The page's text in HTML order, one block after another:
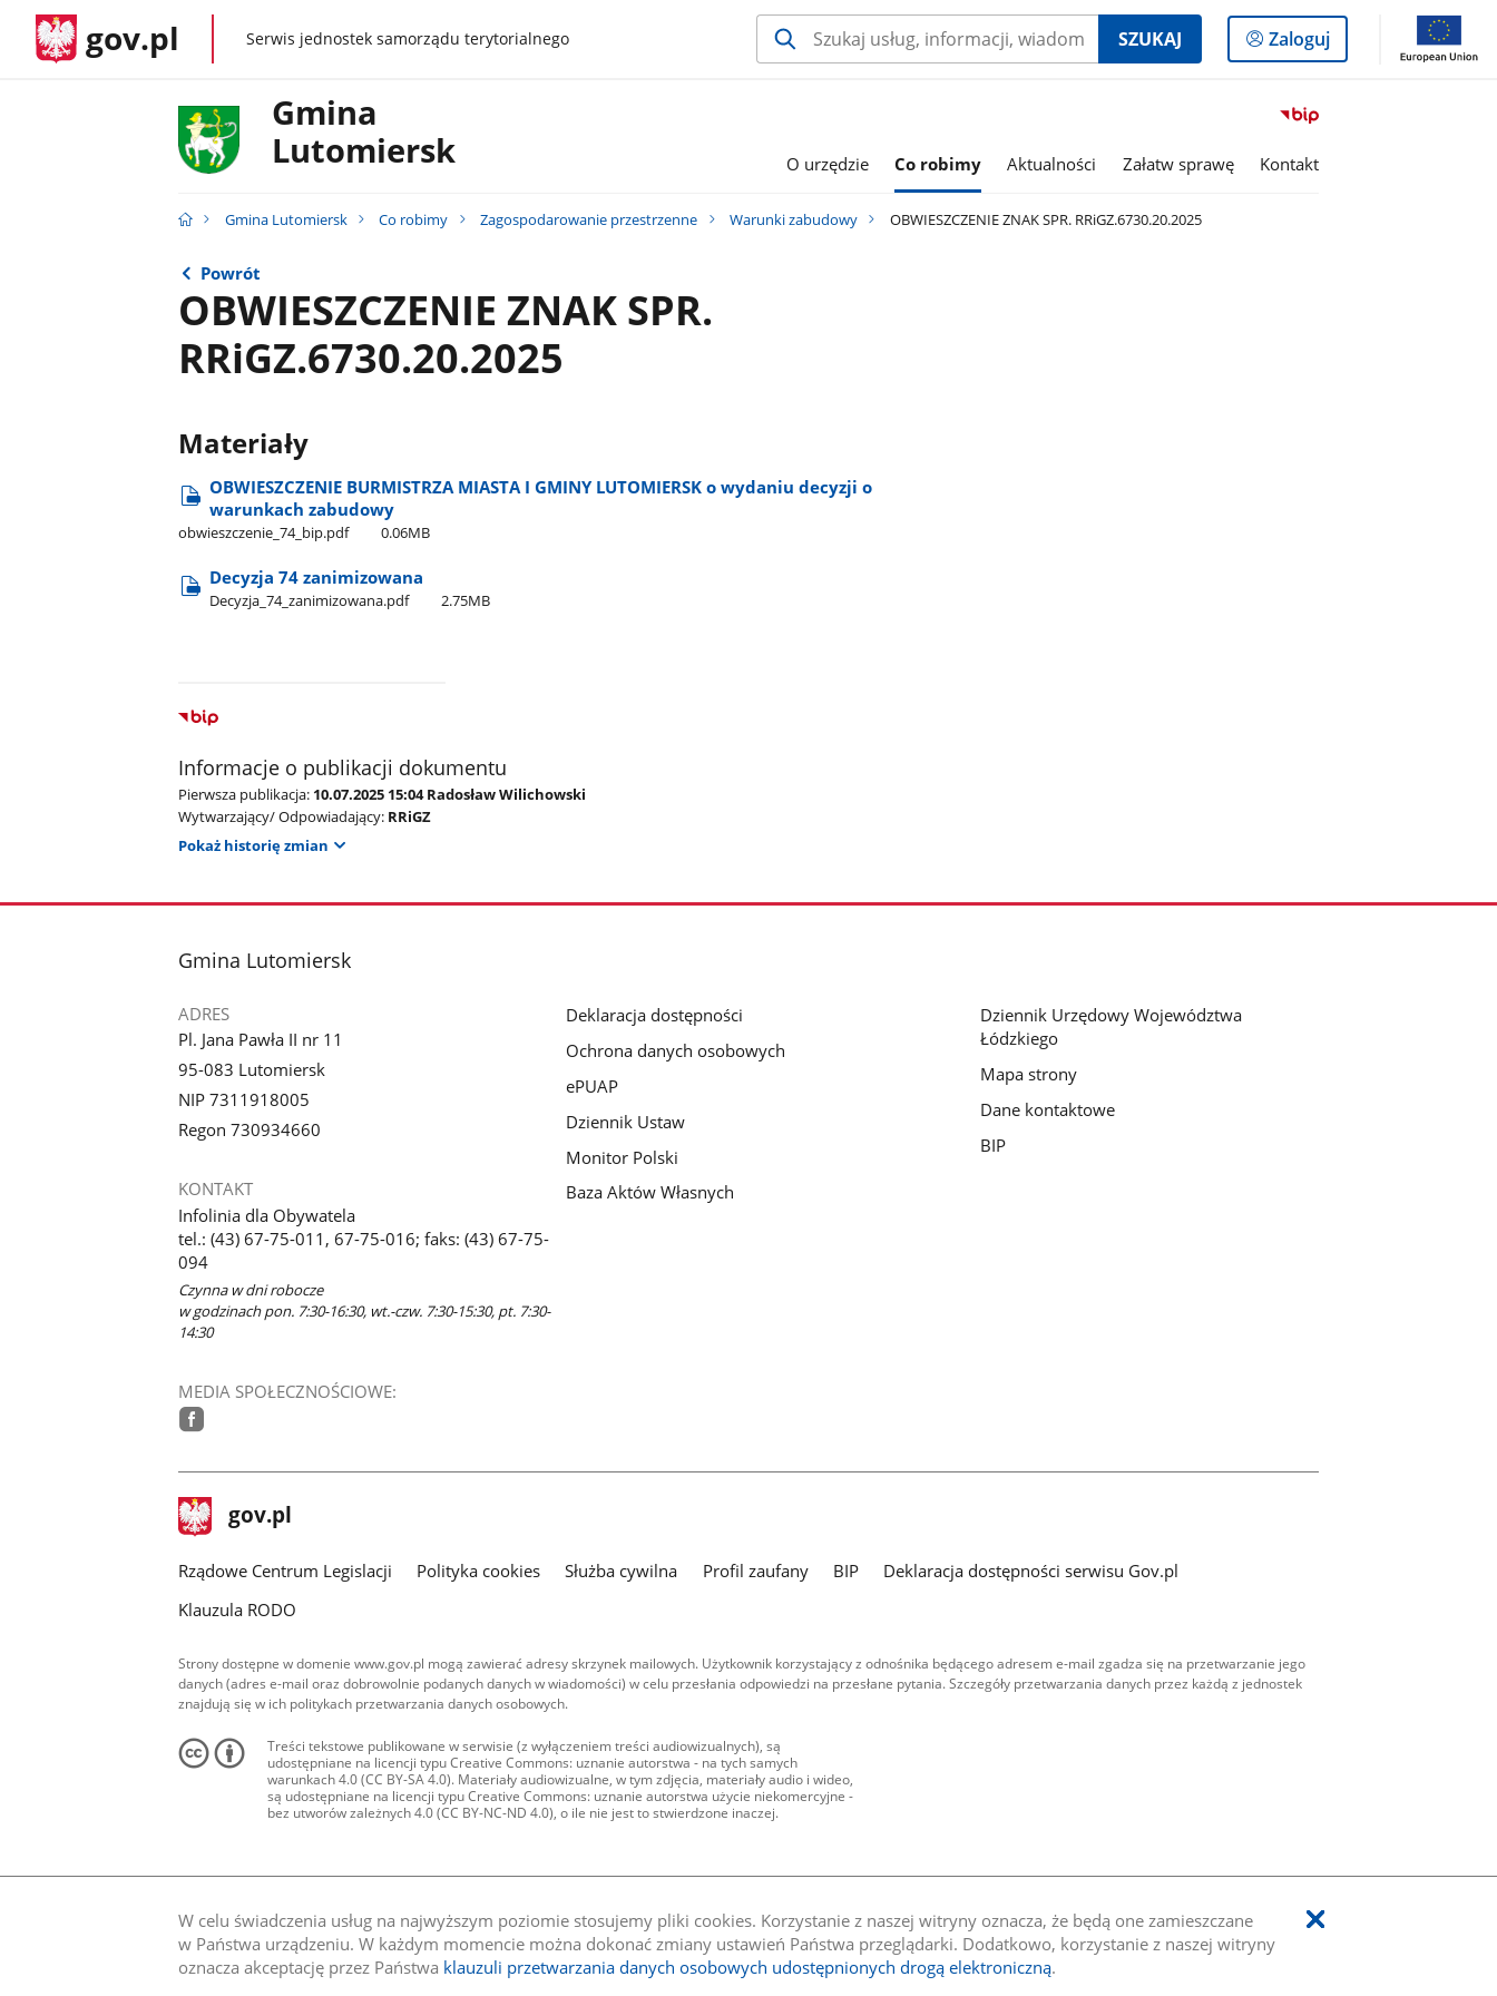
W celu świadczenia usług na najwyższym poziomie stosujemy pliki cookies. Korzystanie z naszej witryny oznacza, że będą one zamieszczane
w Państwa urządzeniu. W każdym momencie można dokonać zmiany ustawień Państwa przeglądarki. Dodatkowo, korzystanie z naszej witryny
oznacza akceptację przez Państwa klauzuli przetwarzania danych osobowych udostępnionych drogą elektroniczną.
gov.pl gov.plSerwis jednostek samorządu terytorialnego SZUKAJ
Logowanie
do
Zaloguj
Przejdź
serwisu
Gmina
Lutomiersk
O urzędzie Co robimy Aktualności Załatw sprawę Kontakt
Gmina Lutomiersk Co robimy Zagospodarowanie przestrzenne Warunki zabudowy OBWIESZCZENIE ZNAK SPR. RRiGZ.6730.20.2025
Powrót
OBWIESZCZENIE ZNAK SPR.
RRiGZ.6730.20.2025
Materiały
OBWIESZCZENIE BURMISTRZA MIASTA I GMINY LUTOMIERSK o wydaniu decyzji o
warunkach zabudowy
obwieszczenie​_74​_bip.pdf 0.06MB
Decyzja 74 zanimizowana
Decyzja​_74​_zanimizowana.pdf 2.75MB
Informacje o publikacji dokumentu
Pierwsza publikacja: 10.07.2025 15:04 Radosław Wilichowski
Wytwarzający/ Odpowiadający: RRiGZ
Pokaż historię zmian
stopka
Gmina Lutomiersk
ADRES
Pl. Jana Pawła II nr 11
95-083 Lutomiersk
NIP 7311918005
Regon 730934660
KONTAKT
Infolinia dla Obywatela
tel.: (43) 67-75-011, 67-75-016; faks: (43) 67-75-
094
Czynna w dni robocze
w godzinach pon. 7:30-16:30, wt.-czw. 7:30-15:30, pt. 7:30-
14:30
MEDIA SPOŁECZNOŚCIOWE:
Deklaracja dostępności
Ochrona danych osobowych
ePUAP
Dziennik Ustaw
Monitor Polski
Baza Aktów Własnych
Dziennik Urzędowy Województwa
Łódzkiego
Mapa strony
Dane kontaktowe
BIP
stopka
gov.pl Strona
gov.pl
Rządowe Centrum Legislacji Polityka cookies Służba cywilna Profil zaufany BIP
Deklaracja dostępności serwisu Gov.pl
Klauzula RODO
Strony dostępne w domenie www.gov.pl mogą zawierać adresy skrzynek mailowych. Użytkownik korzystający z odnośnika będącego adresem e-mail zgadza się na przetwarzanie jego
danych (adres e-mail oraz dobrowolnie podanych danych w wiadomości) w celu przesłania odpowiedzi na przesłane pytania. Szczegóły przetwarzania danych przez każdą z jednostek
znajdują się w ich politykach przetwarzania danych osobowych.
Treści tekstowe publikowane w serwisie (z wyłączeniem treści audiowizualnych), są
udostępniane na licencji typu Creative Commons: uznanie autorstwa - na tych samych
warunkach 4.0 (CC BY-SA 4.0). Materiały audiowizualne, w tym zdjęcia, materiały audio i wideo,
są udostępniane na licencji typu Creative Commons: uznanie autorstwa użycie niekomercyjne -
bez utworów zależnych 4.0 (CC BY-NC-ND 4.0), o ile nie jest to stwierdzone inaczej.